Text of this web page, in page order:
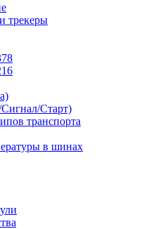
трекеры
Старт)
транспорта
в шинах